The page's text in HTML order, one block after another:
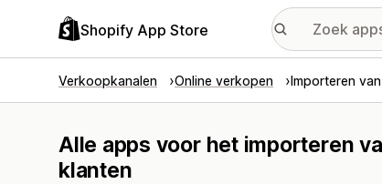
Shopify App Store
Verkoopkanalen Online verkopen Importeren
Alle apps voor het importeren
klanten